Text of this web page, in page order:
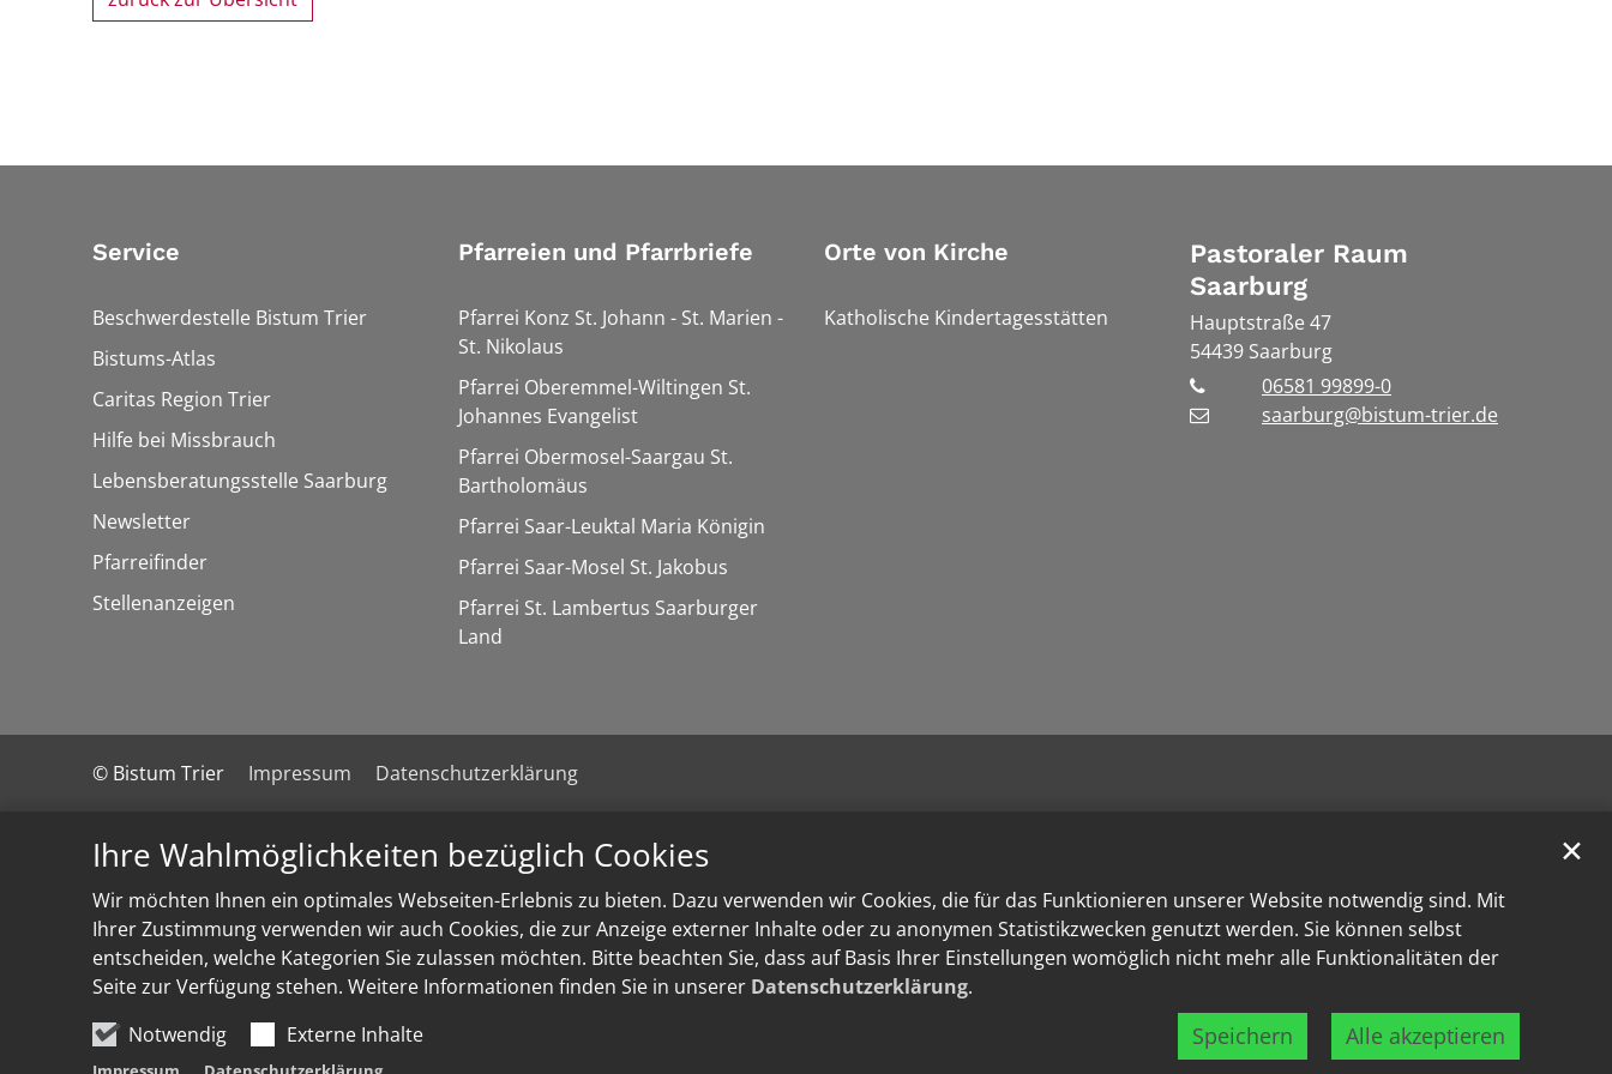
Ihre Wahlmöglichkeiten bezüglich Cookies
Wir möchten Ihnen ein optimales Webseiten-Erlebnis zu bieten. Dazu verwenden wir Cookies, die für das Funktionieren unserer Website notwendig sind. Mit
Ihrer Zustimmung verwenden wir auch Cookies, die zur Anzeige externer Inhalte oder zu anonymen Statistikzwecken genutzt werden. Sie können selbst
entscheiden, welche Kategorien Sie zulassen möchten. Bitte beachten Sie, dass auf Basis Ihrer Einstellungen womöglich nicht mehr alle Funktionalitäten der
Seite zur Verfügung stehen. Weitere Informationen finden Sie in unserer Datenschutzerklärung.
Notwendig
Externe Inhalte Speichern Alle akzeptieren
✕
Service
Beschwerdestelle Bistum Trier
Bistums-Atlas
Caritas Region Trier
Hilfe bei Missbrauch
Lebensberatungsstelle Saarburg
Newsletter
Pfarreifinder
Stellenanzeigen
Pfarreien und Pfarrbriefe
Pfarrei Konz St. Johann - St. Marien -
St. Nikolaus
Pfarrei Oberemmel-Wiltingen St.
Johannes Evangelist
Pfarrei Obermosel-Saargau St.
Bartholomäus
Pfarrei Saar-Leuktal Maria Königin
Pfarrei Saar-Mosel St. Jakobus
Pfarrei St. Lambertus Saarburger
Land
Orte von Kirche
Katholische Kindertagesstätten
Pastoraler Raum
Saarburg
Hauptstraße 47
54439 Saarburg
06581 99899-0
saarburg@bistum-trier.de
© Bistum Trier Impressum Datenschutzerklärung